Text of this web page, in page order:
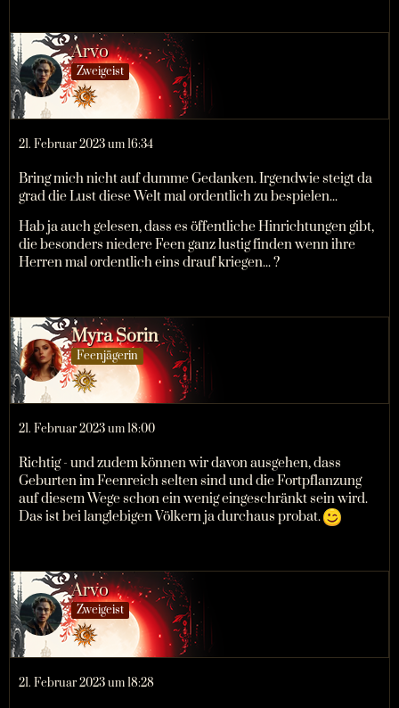
Arvo
Zweigeist
21. Februar 2023 um 16:34
Bring mich nicht auf dumme Gedanken. Irgendwie steigt da
grad die Lust diese Welt mal ordentlich zu bespielen...
Hab ja auch gelesen, dass es öffentliche Hinrichtungen gibt,
die besonders niedere Feen ganz lustig finden wenn ihre
Herren mal ordentlich eins drauf kriegen... ?
Myra Sorin
Feenjägerin
21. Februar 2023 um 18:00
Richtig - und zudem können wir davon ausgehen, dass
Geburten im Feenreich selten sind und die Fortpflanzung
auf diesem Wege schon ein wenig eingeschränkt sein wird.
Das ist bei langlebigen Völkern ja durchaus probat.
Arvo
Zweigeist
21. Februar 2023 um 18:28